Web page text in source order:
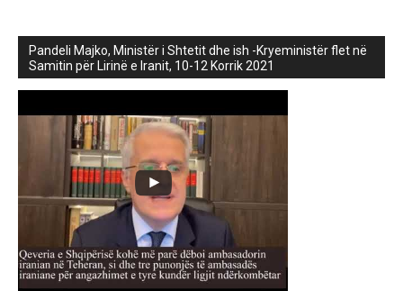
Pandeli Majko, Ministër i Shtetit dhe ish -Kryeministër flet në
Samitin për Lirinë e Iranit, 10-12 Korrik 2021